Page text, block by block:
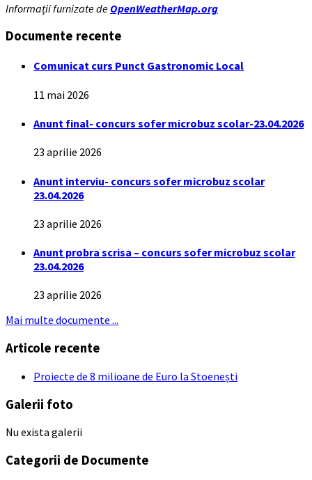
Informații furnizate de OpenWeatherMap.org
Documente recente
Comunicat curs Punct Gastronomic Local
11 mai 2026
Anunt final- concurs sofer microbuz scolar-23.04.2026
23 aprilie 2026
Anunt interviu- concurs sofer microbuz scolar
23.04.2026
23 aprilie 2026
Anunt probra scrisa – concurs sofer microbuz scolar
23.04.2026
23 aprilie 2026
Mai multe documente ...
Articole recente
Proiecte de 8 milioane de Euro la Stoenești
Galerii foto
Nu exista galerii
Categorii de Documente